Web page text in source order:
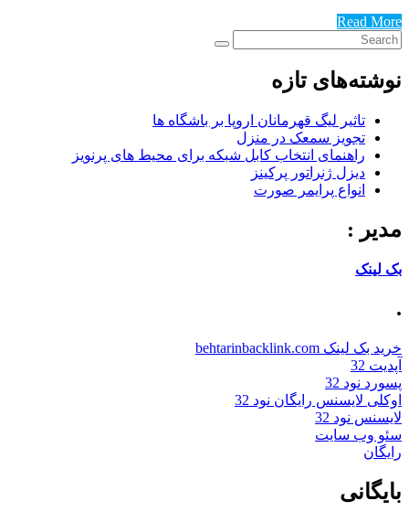
Read More
نوشته‌های تازه
تاثیر لیگ قهرمانان اروپا بر باشگاه ها
تجویز سمعک در منزل
راهنمای انتخاب کابل شبکه برای محیط های پرنویز
دیزل ژنراتور پرکینز
انواع پرایمر صورت
مدیر :
بک لینک
.
خرید بک لینک behtarinbacklink.com
آپدیت 32
پسورد نود 32
اوکلی لایسنس رایگان نود 32
لایسنس نود 32
سئو وب سایت
رایگان
بایگانی